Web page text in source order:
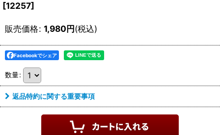
[12257]
販売価格: 1,980円(税込)
Facebookでシェア
数量:
返品特約に関する重要事項